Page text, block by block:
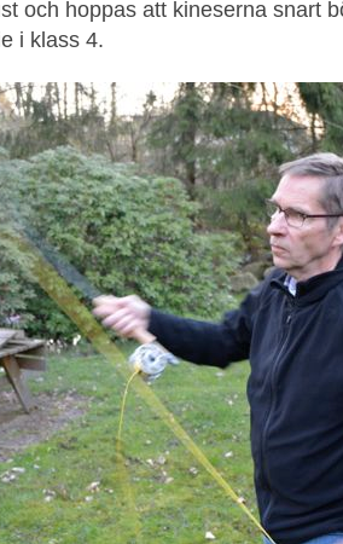
och hoppas att kineserna snart
i klass 4.